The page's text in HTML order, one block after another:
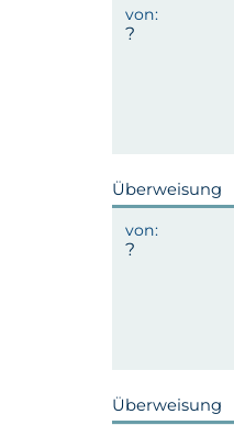
Überweisung
Überweisung